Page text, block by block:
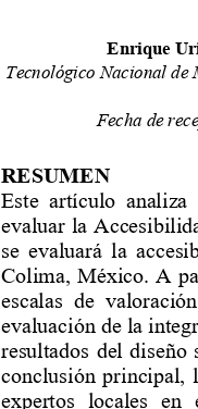
Enrique
Tecnológico Nacional de
Fecha de
RESUMEN
Este artículo analiza
evaluar la
se evaluará la
Colima, México. A
escalas  de  valoración
evaluación de la
resultados del diseño
conclusión  principal
expertos  locales  en